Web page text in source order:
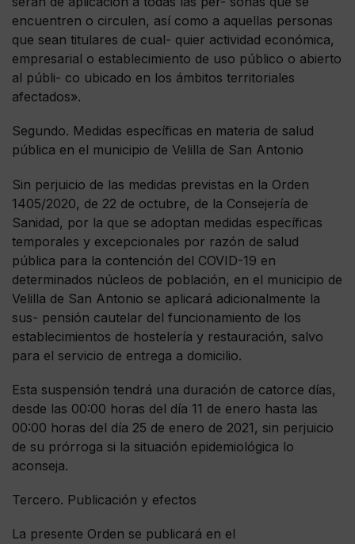
encuentren o circulen, así como a aquellas personas
que sean titulares de cual- quier actividad económica,
empresarial o establecimiento de uso público o abierto
al públi- co ubicado en los ámbitos territoriales
afectados».
Segundo. Medidas específicas en materia de salud
pública en el municipio de Velilla de San Antonio
Sin perjuicio de las medidas previstas en la Orden
1405/2020, de 22 de octubre, de la Consejería de
Sanidad, por la que se adoptan medidas específicas
temporales y excepcionales por razón de salud
pública para la contención del COVID-19 en
determinados núcleos de población, en el municipio de
Velilla de San Antonio se aplicará adicionalmente la
sus- pensión cautelar del funcionamiento de los
establecimientos de hostelería y restauración, salvo
para el servicio de entrega a domicilio.
Esta suspensión tendrá una duración de catorce días,
desde las 00:00 horas del día 11 de enero hasta las
00:00 horas del día 25 de enero de 2021, sin perjuicio
de su prórroga si la situación epidemiológica lo
aconseja.
Tercero. Publicación y efectos
La presente Orden se publicará en el